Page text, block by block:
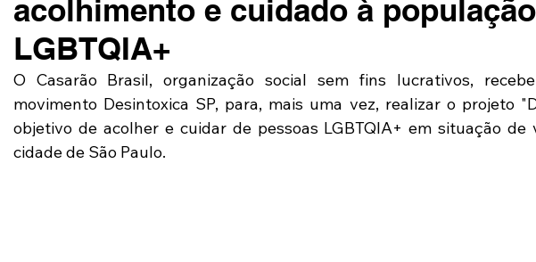
acolhimento e cuidado à população
LGBTQIA+
O Casarão Brasil, organização social sem fins lucrativos,
movimento Desintoxica SP, para, mais uma vez, realizar o projeto
objetivo de acolher e cuidar de pessoas LGBTQIA+ em situação de
cidade de São Paulo.